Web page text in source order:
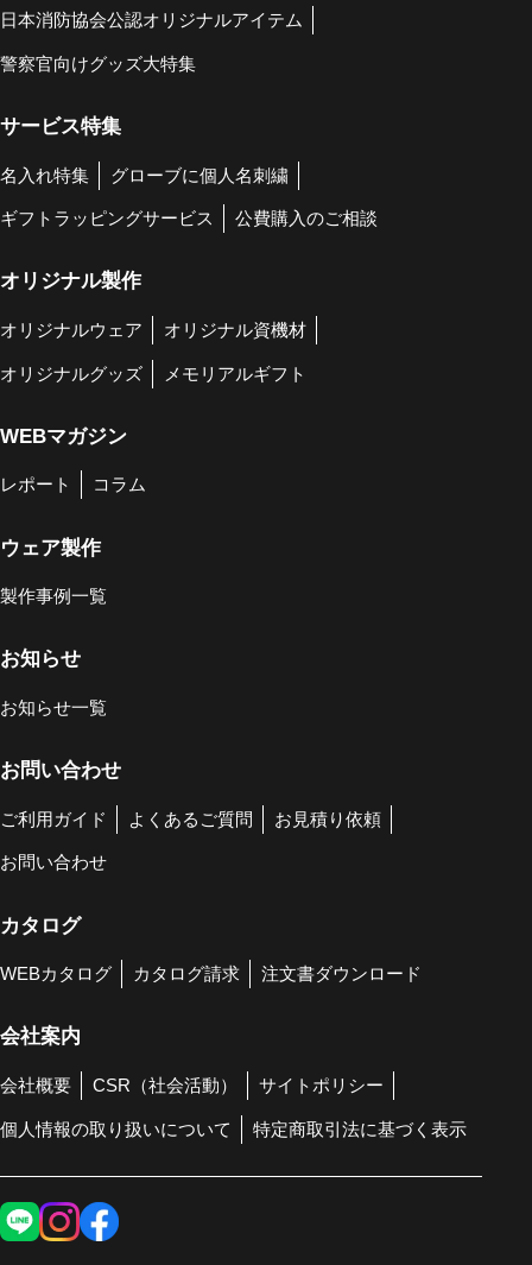
日本消防協会公認オリジナルアイテム
警察官向けグッズ大特集
サービス特集
名入れ特集 グローブに個人名刺繍
ギフトラッピングサービス 公費購入のご相談
オリジナル製作
オリジナルウェア オリジナル資機材
オリジナルグッズ メモリアルギフト
WEBマガジン
レポート コラム
ウェア製作
製作事例一覧
お知らせ
お知らせ一覧
お問い合わせ
ご利用ガイド よくあるご質問 お見積り依頼
お問い合わせ
カタログ
WEBカタログ カタログ請求 注文書ダウンロード
会社案内
会社概要 CSR（社会活動） サイトポリシー
個人情報の取り扱いについて 特定商取引法に基づく表示